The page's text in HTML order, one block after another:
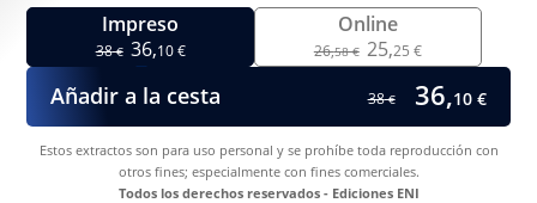
Impreso
38€ 36,10 €
Online
26,58 € 25,25 €
Añadir a la cesta 38€ 36,10 €
Estos extractos son para uso personal y se prohíbe toda reproducción con
otros fines; especialmente con fines comerciales.
Todos los derechos reservados - Ediciones ENI